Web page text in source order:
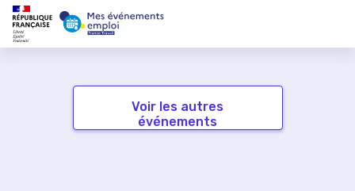
Voir les autres
événements